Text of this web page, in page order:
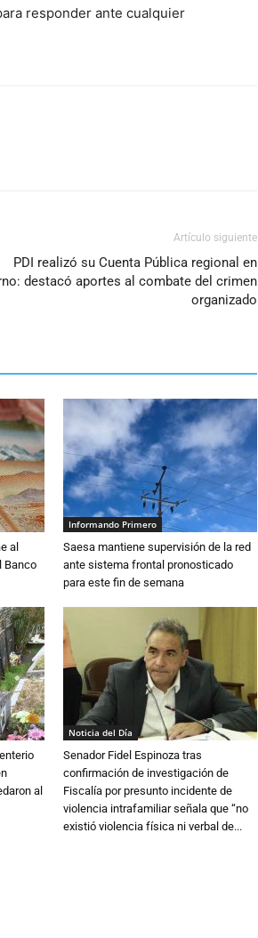
responder ante cualquier
Artículo siguiente
PDI realizó su Cuenta Pública regional en
destacó aportes al combate del crimen
organizado
al
Banco
Informando Primero
Saesa mantiene supervisión de la red
ante sistema frontal pronosticado
para este fin de semana
al
Noticia del Día
Senador Fidel Espinoza tras
confirmación de investigación de
Fiscalía por presunto incidente de
violencia intrafamiliar señala que “no
existió violencia física ni verbal de...